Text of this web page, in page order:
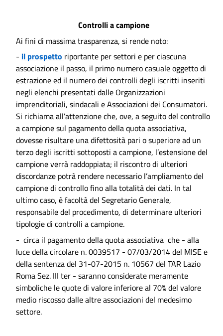
Controlli a campione
Ai fini di massima trasparenza, si rende noto:
- il prospetto riportante per settori e per ciascuna
associazione il passo, il primo numero casuale oggetto di
estrazione ed il numero dei controlli degli iscritti inseriti
negli elenchi presentati dalle Organizzazioni
imprenditoriali, sindacali e Associazioni dei Consumatori.
Si richiama all’attenzione che, ove, a seguito del controllo
a campione sul pagamento della quota associativa,
dovesse risultare una difettosità pari o superiore ad un
terzo degli iscritti sottoposti a campione, l’estensione del
campione verrà raddoppiata; il riscontro di ulteriori
discordanze potrà rendere necessario l’ampliamento del
campione di controllo fino alla totalità dei dati. In tal
ultimo caso, è facoltà del Segretario Generale,
responsabile del procedimento, di determinare ulteriori
tipologie di controlli a campione.
- circa il pagamento della quota associativa che - alla
luce della circolare n. 0039517 - 07/03/2014 del MISE e
della sentenza del 31-07-2015 n. 10567 del TAR Lazio
Roma Sez. III ter - saranno considerate meramente
simboliche le quote di valore inferiore al 70% del valore
medio riscosso dalle altre associazioni del medesimo
settore.